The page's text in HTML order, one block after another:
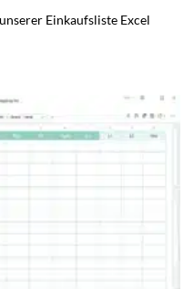
Einkaufsliste Excel